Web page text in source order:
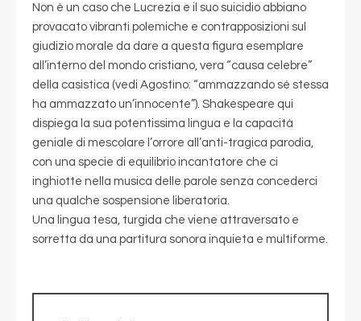
Non è un caso che Lucrezia e il suo suicidio abbiano
provacato vibranti polemiche e contrapposizioni sul
giudizio morale da dare a questa figura esemplare
all’interno del mondo cristiano, vera “causa celebre”
della casistica (vedi Agostino: “ammazzando sé stessa
ha ammazzato un’innocente”). Shakespeare qui
dispiega la sua potentissima lingua e la capacità
geniale di mescolare l’orrore all’anti-tragica parodia,
con una specie di equilibrio incantatore che ci
inghiotte nella musica delle parole senza concederci
una qualche sospensione liberatoria.
Una lingua tesa, turgida che viene attraversato e
sorretta da una partitura sonora inquieta e multiforme.